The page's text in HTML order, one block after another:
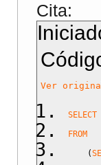
Cita:
Ver
SELECT
FROM
(